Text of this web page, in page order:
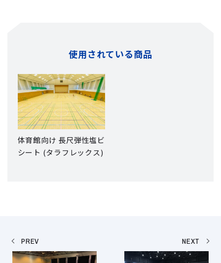
使用されている商品
体育館向け 長尺弾性塩ビ
シート (タラフレックス)
PREV NEXT